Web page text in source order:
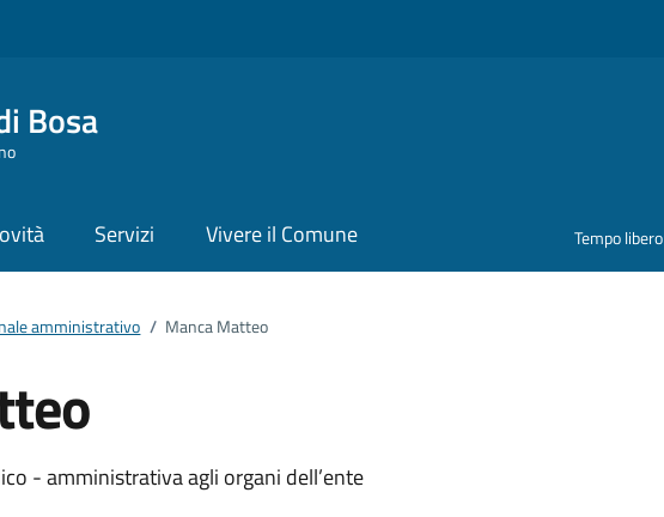
Bosa
Servizi Vivere il Comune Tempo libero
amministrativo / Manca Matteo
persona
- amministrativa agli organi dell’ente